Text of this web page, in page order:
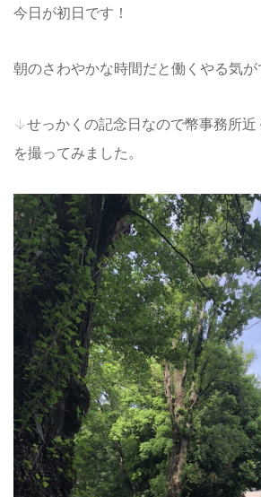
今日が初日です！
朝のさわやかな時間だと働くやる気
↓せっかくの記念日なので幣事務所
を撮ってみました。